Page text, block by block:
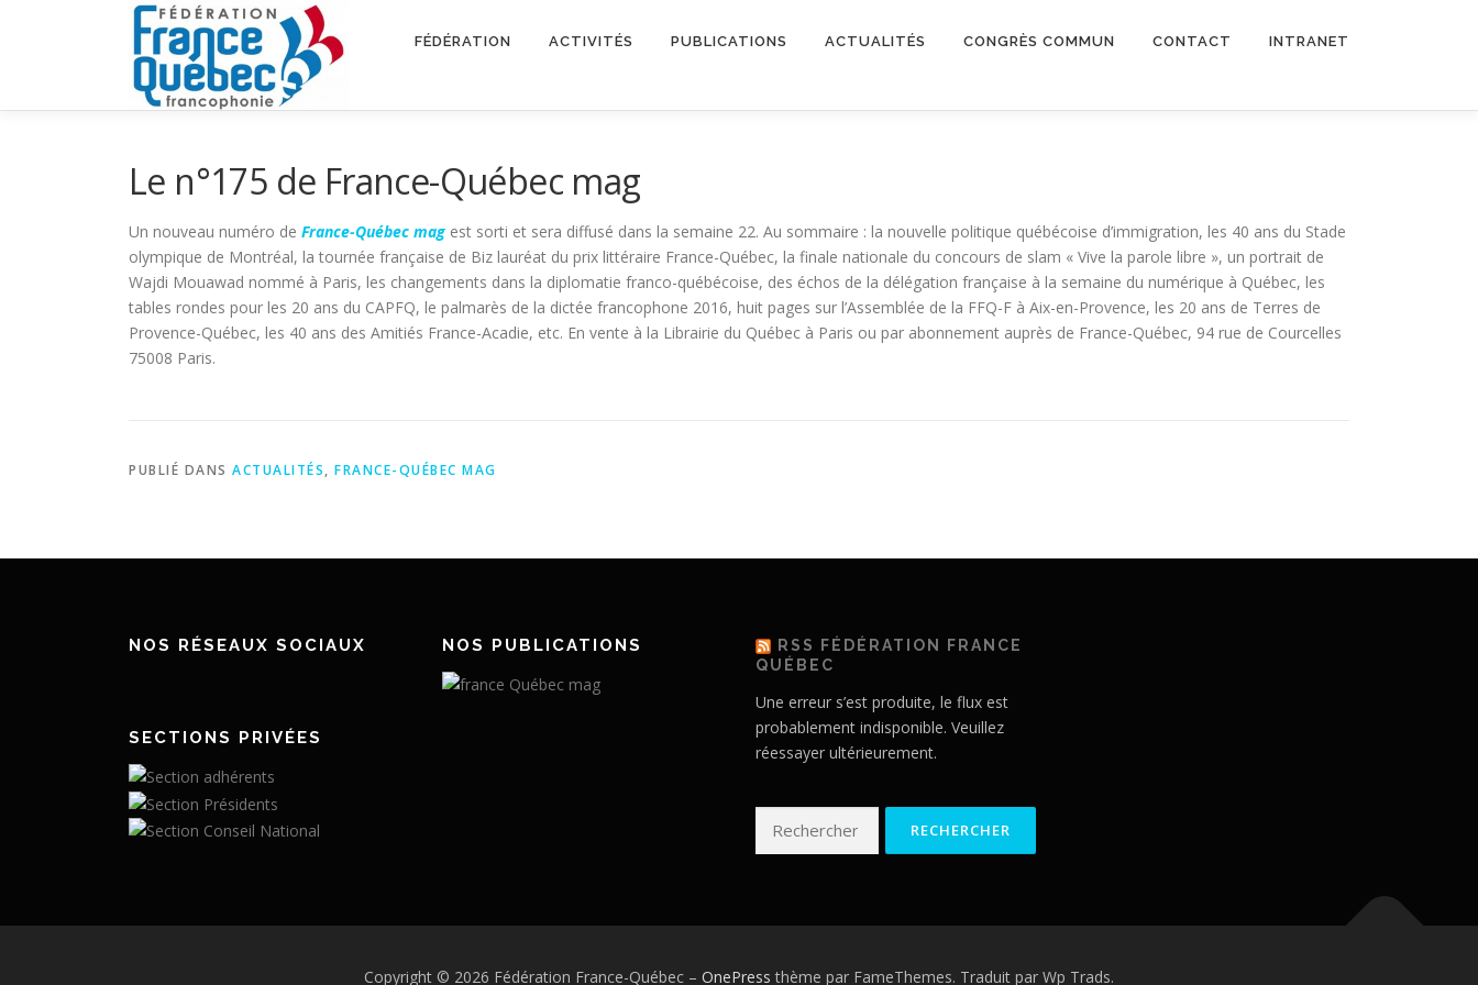
FÉDÉRATION ACTIVITÉS PUBLICATIONS ACTUALITÉS CONGRÈS COMMUN CONTACT INTRANET
Le n°175 de France-Québec mag
Un nouveau numéro de France-Québec mag est sorti et sera diffusé dans la semaine 22. Au sommaire : la nouvelle politique québécoise d’immigration, les 40 ans du Stade
olympique de Montréal, la tournée française de Biz lauréat du prix littéraire France-Québec, la finale nationale du concours de slam « Vive la parole libre », un portrait de
Wajdi Mouawad nommé à Paris, les changements dans la diplomatie franco-québécoise, des échos de la délégation française à la semaine du numérique à Québec, les
tables rondes pour les 20 ans du CAPFQ, le palmarès de la dictée francophone 2016, huit pages sur l’Assemblée de la FFQ-F à Aix-en-Provence, les 20 ans de Terres de
Provence-Québec, les 40 ans des Amitiés France-Acadie, etc. En vente à la Librairie du Québec à Paris ou par abonnement auprès de France-Québec, 94 rue de Courcelles
75008 Paris.
PUBLIÉ DANS ACTUALITÉS, FRANCE-QUÉBEC MAG
NOS RÉSEAUX SOCIAUX
SECTIONS PRIVÉES
NOS PUBLICATIONS
RSS FÉDÉRATION FRANCE
QUÉBEC
Une erreur s’est produite, le flux est
probablement indisponible. Veuillez
réessayer ultérieurement.
Copyright © 2026 Fédération France-Québec – OnePress thème par FameThemes. Traduit par Wp Trads.